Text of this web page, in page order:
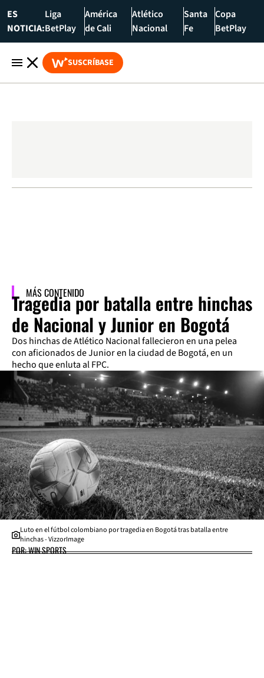
ES
NOTICIA:
Liga
BetPlay
América
de Cali
Atlético
Nacional
Santa
Fe
Copa
BetPlay
SUSCRÍBASE
MÁS CONTENIDO
Tragedia por batalla entre hinchas
de Nacional y Junior en Bogotá
Dos hinchas de Atlético Nacional fallecieron en una pelea
con aficionados de Junior en la ciudad de Bogotá, en un
hecho que enluta al FPC.
Luto en el fútbol colombiano por tragedia en Bogotá tras batalla entre
hinchas - VizzorImage
POR: WIN SPORTS